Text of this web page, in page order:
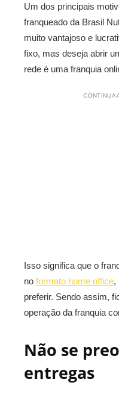
Um dos principais
franqueado da Brasil
muito vantajoso e
fixo, mas deseja abrir
rede é uma franquia
CONTINUA
Isso significa que o
no formato home office,
preferir. Sendo assim,
operação da franquia
Não se
entregas